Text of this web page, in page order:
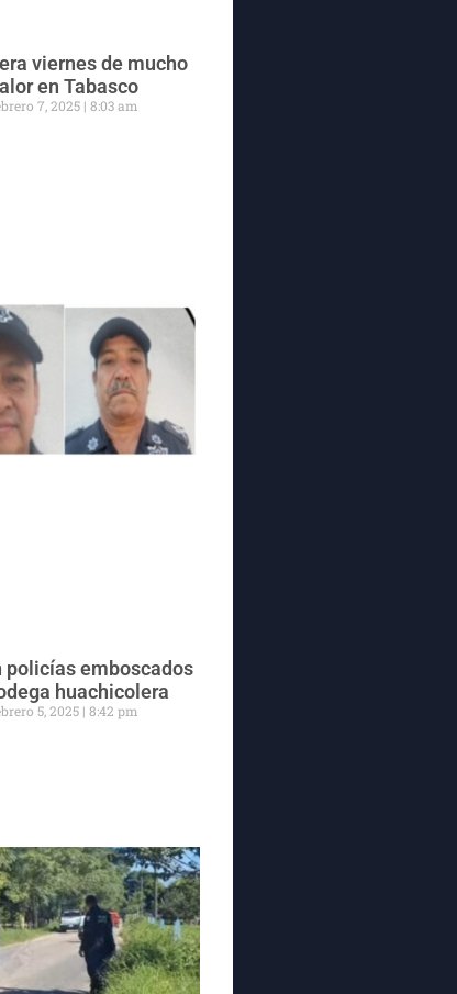
viernes de mucho
en Tabasco
7, 2025 8:03 am
policías emboscados
huachicolera
5, 2025 8:42 pm